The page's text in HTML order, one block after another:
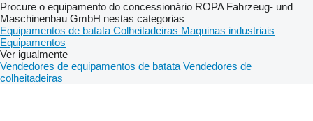
Procure o equipamento do concessionário ROPA Fahrzeug- und
Maschinenbau GmbH nestas categorias
Equipamentos de batata Colheitadeiras Maquinas industriais
Equipamentos
Ver igualmente
Vendedores de equipamentos de batata Vendedores de
colheitadeiras